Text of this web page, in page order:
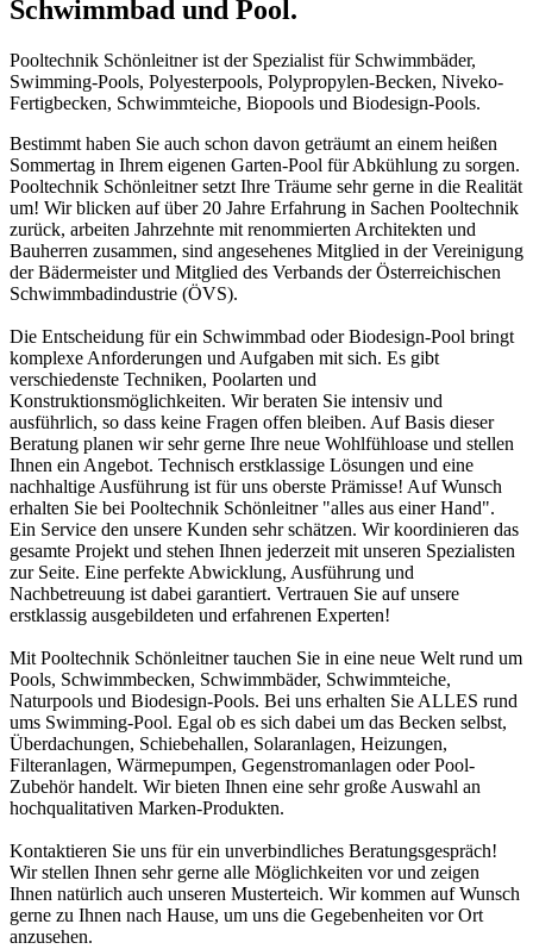
Schwimmbad und Pool.
Pooltechnik Schönleitner ist der Spezialist für Schwimmbäder,
Swimming-Pools, Polyesterpools, Polypropylen-Becken, Niveko-
Fertigbecken, Schwimmteiche, Biopools und Biodesign-Pools.
Bestimmt haben Sie auch schon davon geträumt an einem heißen
Sommertag in Ihrem eigenen Garten-Pool für Abkühlung zu sorgen.
Pooltechnik Schönleitner setzt Ihre Träume sehr gerne in die Realität
um! Wir blicken auf über 20 Jahre Erfahrung in Sachen Pooltechnik
zurück, arbeiten Jahrzehnte mit renommierten Architekten und
Bauherren zusammen, sind angesehenes Mitglied in der Vereinigung
der Bädermeister und Mitglied des Verbands der Österreichischen
Schwimmbadindustrie (ÖVS).
Die Entscheidung für ein Schwimmbad oder Biodesign-Pool bringt
komplexe Anforderungen und Aufgaben mit sich. Es gibt
verschiedenste Techniken, Poolarten und
Konstruktionsmöglichkeiten. Wir beraten Sie intensiv und
ausführlich, so dass keine Fragen offen bleiben. Auf Basis dieser
Beratung planen wir sehr gerne Ihre neue Wohlfühloase und stellen
Ihnen ein Angebot. Technisch erstklassige Lösungen und eine
nachhaltige Ausführung ist für uns oberste Prämisse! Auf Wunsch
erhalten Sie bei Pooltechnik Schönleitner "alles aus einer Hand".
Ein Service den unsere Kunden sehr schätzen. Wir koordinieren das
gesamte Projekt und stehen Ihnen jederzeit mit unseren Spezialisten
zur Seite. Eine perfekte Abwicklung, Ausführung und
Nachbetreuung ist dabei garantiert. Vertrauen Sie auf unsere
erstklassig ausgebildeten und erfahrenen Experten!
Mit Pooltechnik Schönleitner tauchen Sie in eine neue Welt rund um
Pools, Schwimmbecken, Schwimmbäder, Schwimmteiche,
Naturpools und Biodesign-Pools. Bei uns erhalten Sie ALLES rund
ums Swimming-Pool. Egal ob es sich dabei um das Becken selbst,
Überdachungen, Schiebehallen, Solaranlagen, Heizungen,
Filteranlagen, Wärmepumpen, Gegenstromanlagen oder Pool-
Zubehör handelt. Wir bieten Ihnen eine sehr große Auswahl an
hochqualitativen Marken-Produkten.
Kontaktieren Sie uns für ein unverbindliches Beratungsgespräch!
Wir stellen Ihnen sehr gerne alle Möglichkeiten vor und zeigen
Ihnen natürlich auch unseren Musterteich. Wir kommen auf Wunsch
gerne zu Ihnen nach Hause, um uns die Gegebenheiten vor Ort
anzusehen.